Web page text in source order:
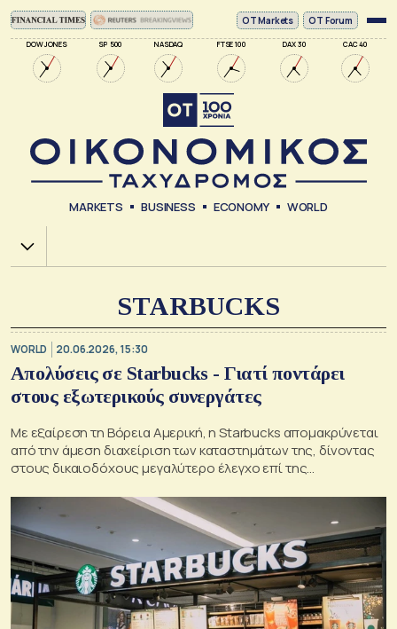
DOW JONES SP 500 NASDAQ FTSE 100 DAX 30 CAC 40
ΟΤ Markets OT Forum
MARKETS BUSINESS ECONOMY WORLD
Χ.Α.
STARBUCKS
WORLD 20.06.2026, 15:30
Απολύσεις σε Starbucks - Γιατί ποντάρει
στους εξωτερικούς συνεργάτες
Με εξαίρεση τη Βόρεια Αμερική, η Starbucks απομακρύνεται
από την άμεση διαχείριση των καταστημάτων της, δίνοντας
στους δικαιοδόχους μεγαλύτερο έλεγχο επί της